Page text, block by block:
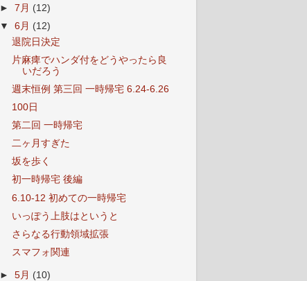
►7月 (12)
▼6月 (12)
退院日決定
片麻痺でハンダ付をどうやったら良
いだろう
週末恒例 第三回 一時帰宅 6.24-6.26
100日
第二回 一時帰宅
二ヶ月すぎた
坂を歩く
初一時帰宅 後編
6.10-12 初めての一時帰宅
いっぽう上肢はというと
さらなる行動領域拡張
スマフォ関連
►5月 (10)